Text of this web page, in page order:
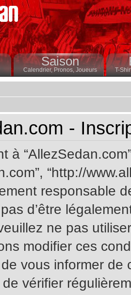
Saison
Calendrier,Pronos, Joueurs T-
-
à
“http://
responsable
pas d’être
ne pas
modifier ces
vous informer
vérifier